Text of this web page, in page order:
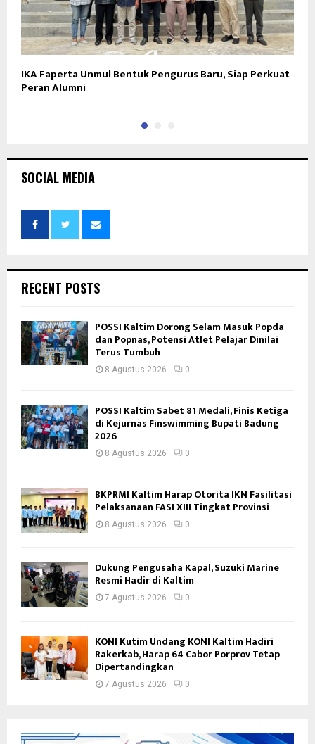
IKA Faperta Unmul Bentuk Pengurus Baru, Siap Perkuat
Peran Alumni
SOCIAL MEDIA
RECENT POSTS
POSSI Kaltim Dorong Selam Masuk Popda
dan Popnas, Potensi Atlet Pelajar Dinilai
Terus Tumbuh
8 Agustus 2026 0
POSSI Kaltim Sabet 81 Medali, Finis Ketiga
di Kejurnas Finswimming Bupati Badung
2026
8 Agustus 2026 0
BKPRMI Kaltim Harap Otorita IKN Fasilitasi
Pelaksanaan FASI XIII Tingkat Provinsi
8 Agustus 2026 0
Dukung Pengusaha Kapal, Suzuki Marine
Resmi Hadir di Kaltim
7 Agustus 2026 0
KONI Kutim Undang KONI Kaltim Hadiri
Rakerkab, Harap 64 Cabor Porprov Tetap
Dipertandingkan
7 Agustus 2026 0